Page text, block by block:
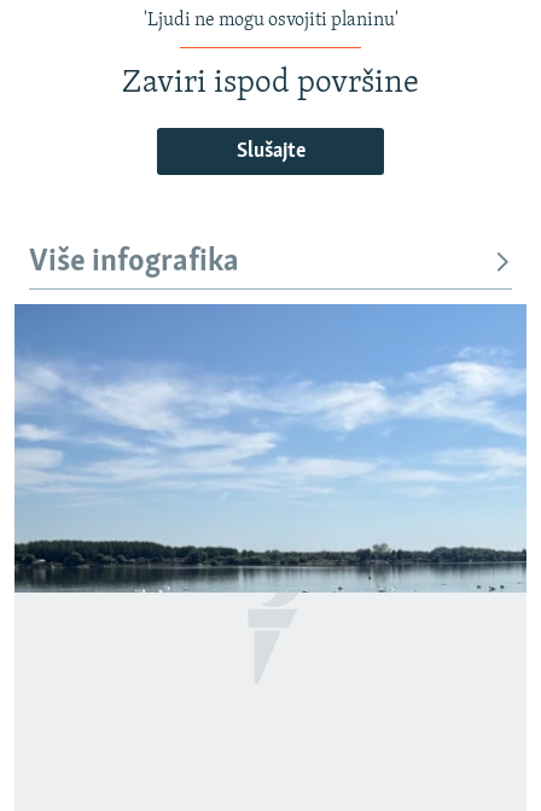
'Ljudi ne mogu osvojiti planinu'
Zaviri ispod površine
Slušajte
Više infografika